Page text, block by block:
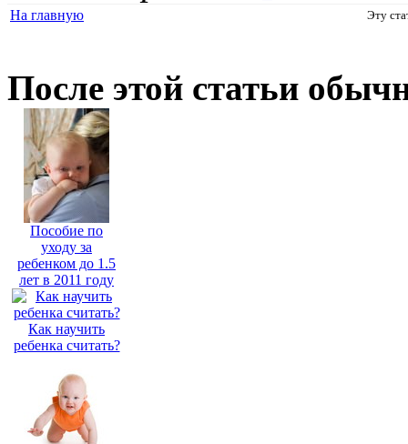
На главную Эту
После этой статьи
Пособие по
уходу за
ребенком до 1.5
лет в 2011 году
Как научить
ребенка считать?